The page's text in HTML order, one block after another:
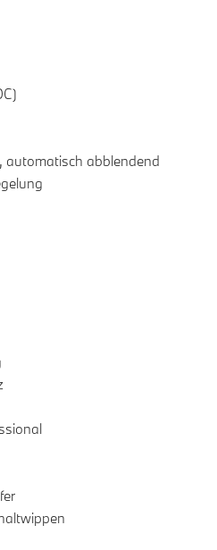
automatisch abblendend